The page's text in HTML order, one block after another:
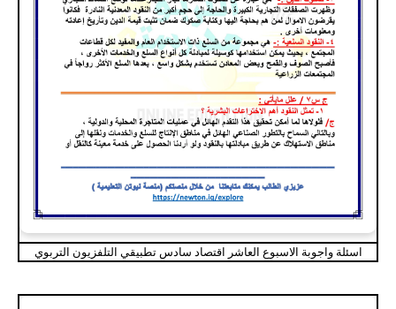
اسئلة واجوبة الاسبوع العاشر اقتصاد سادس تطبيقي التلفزيون التربوي